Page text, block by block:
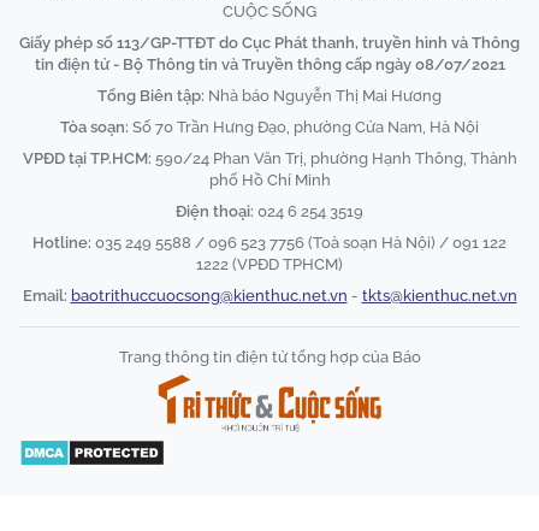
CUỘC SỐNG
Giấy phép số 113/GP-TTĐT do Cục Phát thanh, truyền hình và Thông
tin điện tử - Bộ Thông tin và Truyền thông cấp ngày 08/07/2021
Tổng Biên tập: Nhà báo Nguyễn Thị Mai Hương
Tòa soạn: Số 70 Trần Hưng Đạo, phường Cửa Nam, Hà Nội
VPĐD tại TP.HCM: 590/24 Phan Văn Trị, phường Hạnh Thông, Thành
phố Hồ Chí Minh
Điện thoại: 024 6 254 3519
Hotline: 035 249 5588 / 096 523 7756 (Toà soạn Hà Nội) / 091 122
1222 (VPĐD TPHCM)
Email: baotrithuccuocsong@kienthuc.net.vn - tkts@kienthuc.net.vn
Trang thông tin điện tử tổng hợp của Báo